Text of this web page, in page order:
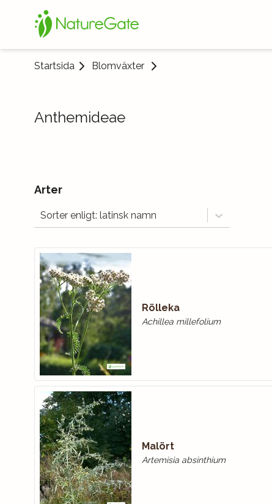
Startsida Blomväxter
Anthemideae
Arter
Sorter enligt: latinsk namn
Rölleka
Achillea millefolium
Malört
Artemisia absinthium